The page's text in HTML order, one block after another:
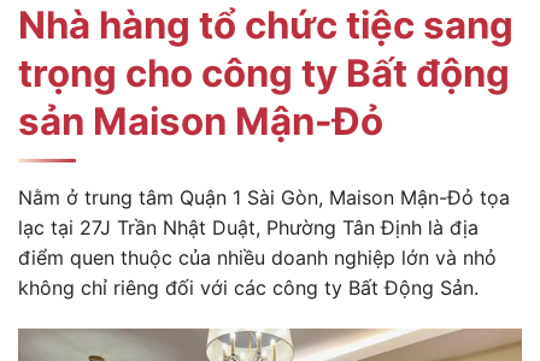
Nhà hàng tổ chức tiệc sang
trọng cho công ty Bất động
sản Maison Mận-Đỏ
Nằm ở trung tâm Quận 1 Sài Gòn, Maison Mận-Đỏ tọa
lạc tại 27J Trần Nhật Duật, Phường Tân Định là địa
điểm quen thuộc của nhiều doanh nghiệp lớn và nhỏ
không chỉ riêng đối với các công ty Bất Động Sản.